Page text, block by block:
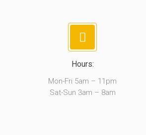
Hours:
Mon-Fri 5am – 11pm
Sat-Sun 3am – 8am